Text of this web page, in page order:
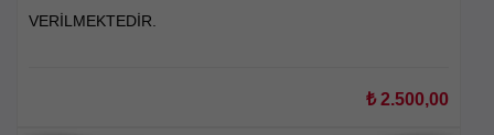
VERİLMEKTEDİR.
₺2.500,00